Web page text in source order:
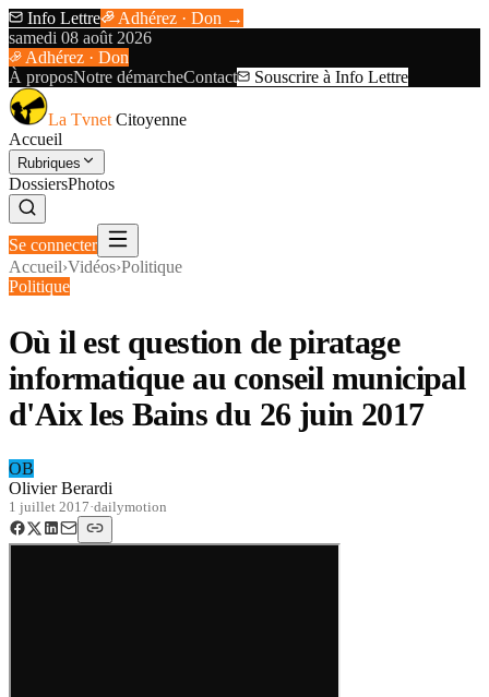
Info Lettre
Adhérez · Don →
samedi 08 août 2026
Adhérez · Don
À proposNotre démarcheContact Souscrire à Info Lettre
La Tvnet Citoyenne
Accueil
Rubriques
DossiersPhotos
Se connecter
Accueil›Vidéos›Politique
Politique
Où il est question de piratage
informatique au conseil municipal
d'Aix les Bains du 26 juin 2017
OB
Olivier Berardi
1 juillet 2017·dailymotion